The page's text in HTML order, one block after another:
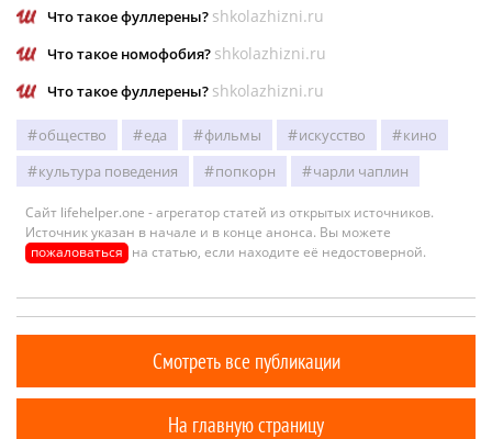
Что такое фуллерены? shkolazhizni.ru
Что такое номофобия? shkolazhizni.ru
Что такое фуллерены? shkolazhizni.ru
общество еда фильмы искусство
кино
культура поведения
попкорн чарли чаплин
Сайт lifehelper.one - агрегатор статей из открытых источников.
Источник указан в начале и в конце анонса. Вы можете
пожаловаться на статью, если находите её недостоверной.
Смотреть все публикации
На главную страницу